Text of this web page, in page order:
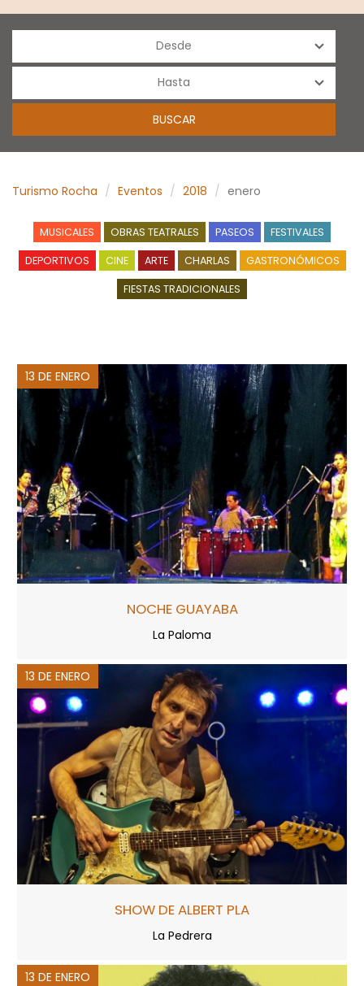
Turismo Rocha Eventos 2018 enero
MUSICALES OBRAS TEATRALES PASEOS FESTIVALES
DEPORTIVOS CINE ARTE CHARLAS GASTRONÓMICOS
FIESTAS TRADICIONALES
13 DE ENERO
NOCHE GUAYABA
La Paloma
13 DE ENERO
SHOW DE ALBERT PLA
La Pedrera
13 DE ENERO